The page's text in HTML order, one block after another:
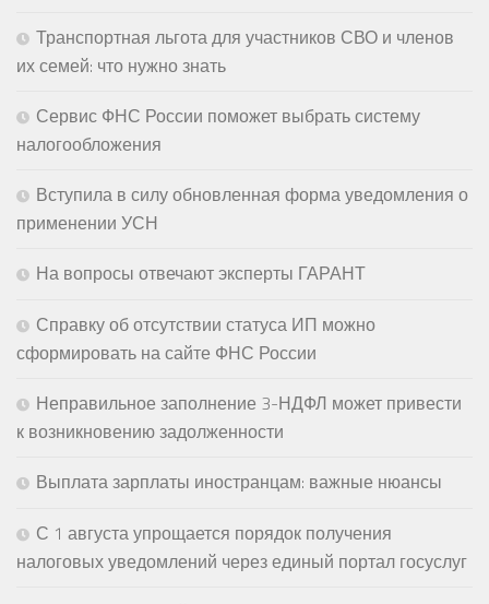
Транспортная льгота для участников СВО и членов
их семей: что нужно знать
Сервис ФНС России поможет выбрать систему
налогообложения
Вступила в силу обновленная форма уведомления о
применении УСН
На вопросы отвечают эксперты ГАРАНТ
Справку об отсутствии статуса ИП можно
сформировать на сайте ФНС России
Неправильное заполнение 3-НДФЛ может привести
к возникновению задолженности
Выплата зарплаты иностранцам: важные нюансы
С 1 августа упрощается порядок получения
налоговых уведомлений через единый портал госуслуг